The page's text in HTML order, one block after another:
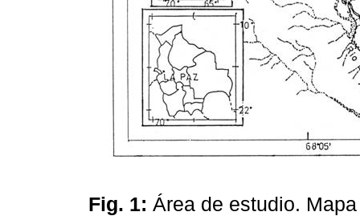
Fig. 1: Área de estudio.